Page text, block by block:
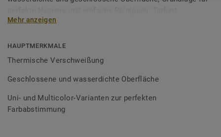
Schweißschnüre sind erhältlich in den Varianten Uni und
Bodenbelagssortiment abgestimmt. Durch die Verwendung
von Kontrastfarben lassen sich auch besondere
Mehr anzeigen
HAUPTMERKMALE
Thermische Verschweißung
Geschlossene und wasserdichte Oberfläche
Uni- und Multicolor-Varianten zur perfekten
Farbabstimmung